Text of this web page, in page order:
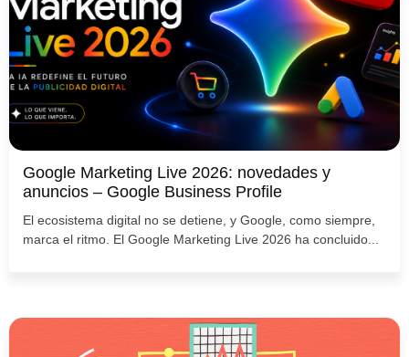
Google Marketing Live 2026: novedades y
anuncios – Google Business Profile
El ecosistema digital no se detiene, y Google, como siempre,
marca el ritmo. El Google Marketing Live 2026 ha concluido...